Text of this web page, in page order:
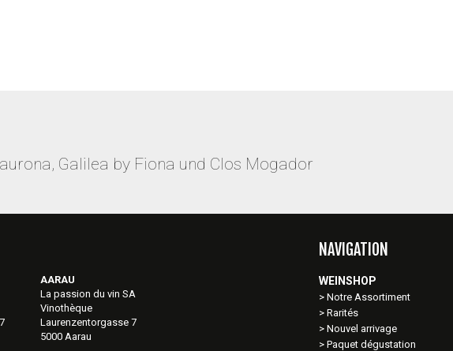
Galilea by Fiona und Clos Mogador
AARAU
La passion du vin SA
Vinothèque
Laurenzentorgasse 7
5000 Aarau
NAVIGATION
WEINSHOP
Notre Assortiment
Rarités
Nouvel arrivage
Paquet dégustation